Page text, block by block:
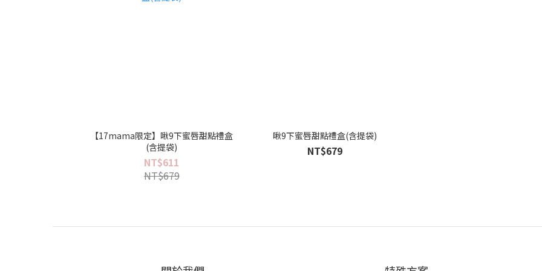
【17mama限定】啾9下蜜唇甜點禮盒
(含提袋)
NT$611
NT$679
啾9下蜜唇甜點禮盒(含提袋)
NT$679